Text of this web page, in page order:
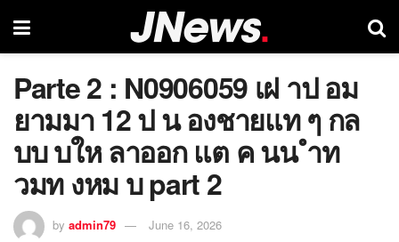
Parte 2 : N0906059 เฝ าป อม
ยามมา 12 ป น องชายแท ๆ กล
บบ บให ลาออก แต ค นน ำท
วมท งหม บ part 2
by admin79 June 16, 2026